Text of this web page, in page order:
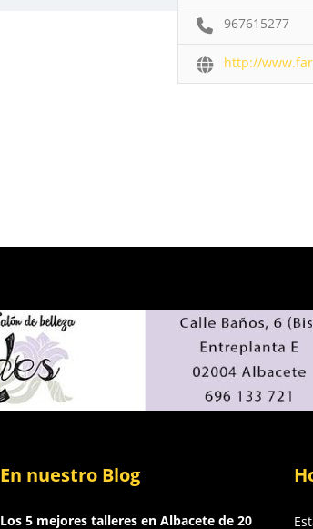
967615277
http://
En nuestro Blog
Los 5 mejores talleres en Albacete de 20